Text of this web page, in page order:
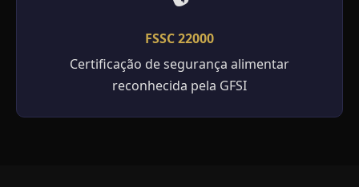
FSSC 22000
Certificação de segurança alimentar
reconhecida pela GFSI